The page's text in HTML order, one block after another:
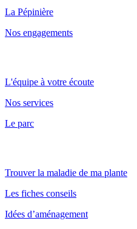
La Pépinière
Nos engagements
L'équipe à votre écoute
Nos services
Le parc
Trouver la maladie de ma plante
Les fiches conseils
Idées d’aménagement